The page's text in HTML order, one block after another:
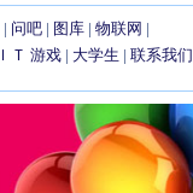
| 问吧 | 图库 | 物联网 |
ＩＴ 游戏 | 大学生 | 联系我们